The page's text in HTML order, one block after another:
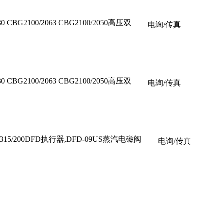
CBG2100/2063 CBG2100/2050高压双
电询/传真
CBG2100/2063 CBG2100/2050高压双
电询/传真
200DFD执行器,DFD-09US蒸汽电磁阀
电询/传真